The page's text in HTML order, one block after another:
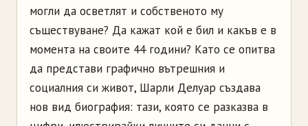
могли да осветлят и собственото му
съществуване? Да кажат кой е бил и какъв е в
момента на своите 44 години? Като се опитва
да представи графично вътрешния и
социалния си живот, Шарли Делуар създава
нов вид биография: тази, която се разказва в